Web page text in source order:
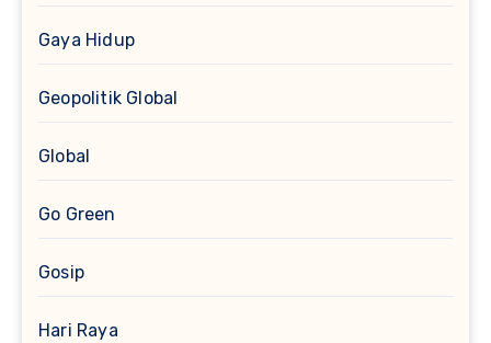
Gaya Hidup
Geopolitik Global
Global
Go Green
Gosip
Hari Raya